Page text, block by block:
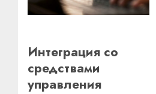
Интеграция со
средствами
управления